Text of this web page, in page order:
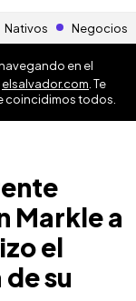
Nativos Negocios
en el
elsalvador.com . Te
coincidimos todos.
Markle a
el
su